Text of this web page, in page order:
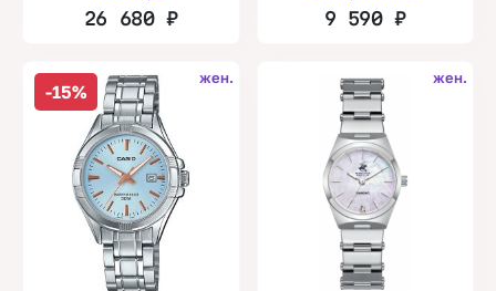
26 680₽ 9 590₽
-15%
жен. жен.